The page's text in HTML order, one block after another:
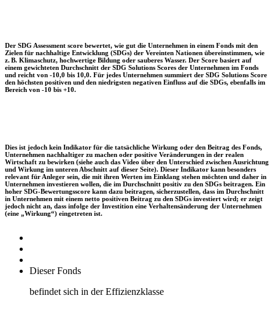
Der SDG Assessment score bewertet, wie gut die Unternehmen in einem Fonds mit den
Zielen für nachhaltige Entwicklung (SDGs) der Vereinten Nationen übereinstimmen, wie
z. B. Klimaschutz, hochwertige Bildung oder sauberes Wasser. Der Score basiert auf
einem gewichteten Durchschnitt der SDG Solutions Scores der Unternehmen im Fonds
und reicht von -10,0 bis 10,0. Für jedes Unternehmen summiert der SDG Solutions Score
den höchsten positiven und den niedrigsten negativen Einfluss auf die SDGs, ebenfalls im
Bereich von -10 bis +10.
Dies ist jedoch kein Indikator für die tatsächliche Wirkung oder den Beitrag des Fonds,
Unternehmen nachhaltiger zu machen oder positive Veränderungen in der realen
Wirtschaft zu bewirken (siehe auch das Video über den Unterschied zwischen Ausrichtung
und Wirkung im unteren Abschnitt auf dieser Seite). Dieser Indikator kann besonders
relevant für Anleger sein, die mit ihren Werten im Einklang stehen möchten und daher in
Unternehmen investieren wollen, die im Durchschnitt positiv zu den SDGs beitragen. Ein
hoher SDG-Bewertungsscore kann dazu beitragen, sicherzustellen, dass im Durchschnitt
in Unternehmen mit einem netto positiven Beitrag zu den SDGs investiert wird; er zeigt
jedoch nicht an, dass infolge der Investition eine Verhaltensänderung der Unternehmen
(eine „Wirkung“) eingetreten ist.
Dieser Fonds
befindet sich in der Effizienzklasse